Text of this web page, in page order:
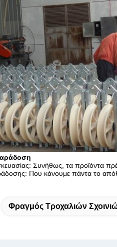
Συνήθως, τα προϊόντα
Που κάνουμε πάντα το
Φραγμός Τροχαλιών